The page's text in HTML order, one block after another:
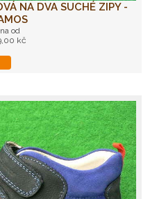
NA DVA SUCHÉ ZIPY -
od
kč